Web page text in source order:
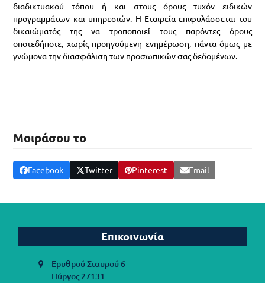
διαδικτυακού τόπου ή και στους όρους τυχόν ειδικών
προγραμμάτων και υπηρεσιών. Η Εταιρεία επιφυλάσσεται του
δικαιώματός της να τροποποιεί τους παρόντες όρους
οποτεδήποτε, χωρίς προηγούμενη ενημέρωση, πάντα όμως με
γνώμονα την διασφάλιση των προσωπικών σας δεδομένων.
Μοιράσου το
Facebook Twitter Pinterest Email
Επικοινωνία
Ερυθρού Σταυρού 6
Πύργος 27131